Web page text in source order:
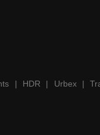
| HDR | Urbex |